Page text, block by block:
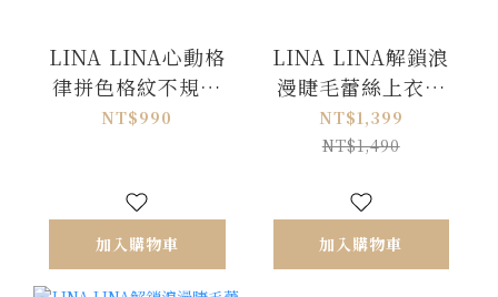
LINA LINA心動格
律拼色格紋不規則
裙襬洋裝-深藍
NT$990
加入購物車
LINA LINA解鎖浪
漫睫毛蕾絲上衣短
裙兩件組-霧藍灰
NT$1,399
NT$1,490
加入購物車